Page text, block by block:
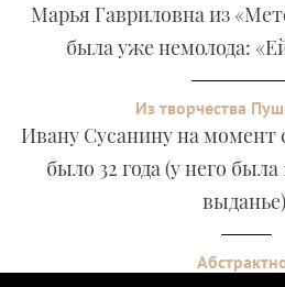
Марья Гавриловна из
была уже немолода:
Из творчества
Ивану Сусанину на момент
было 32 года (у него